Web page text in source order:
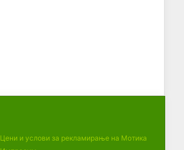
Цени и услови за рекламирање на Мотика